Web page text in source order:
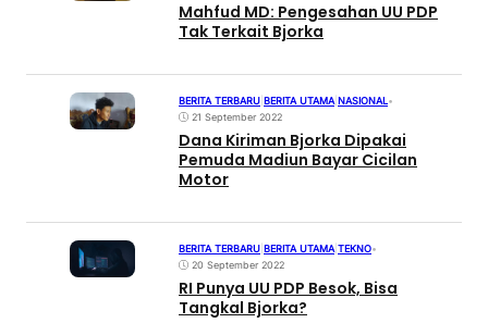
Mahfud MD: Pengesahan UU PDP
Tak Terkait Bjorka
BERITA TERBARU BERITA UTAMA NASIONAL•
21 September 2022
Dana Kiriman Bjorka Dipakai
Pemuda Madiun Bayar Cicilan
Motor
BERITA TERBARU BERITA UTAMA TEKNO•
20 September 2022
RI Punya UU PDP Besok, Bisa
Tangkal Bjorka?